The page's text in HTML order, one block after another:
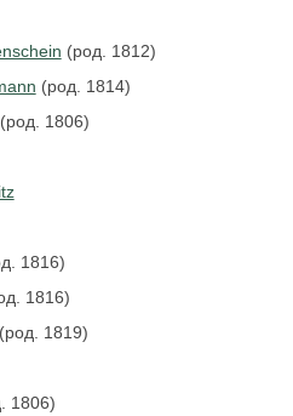
(род. 1812)
(род. 1814)
(род. 1806)
1816)
1816)
(род. 1819)
1806)